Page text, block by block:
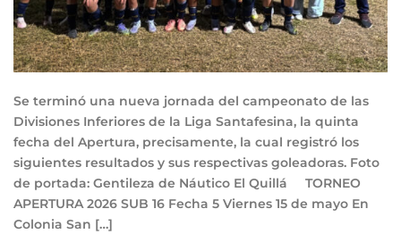
Se terminó una nueva jornada del campeonato de las
Divisiones Inferiores de la Liga Santafesina, la quinta
fecha del Apertura, precisamente, la cual registró los
siguientes resultados y sus respectivas goleadoras. Foto
de portada: Gentileza de Náutico El Quillá TORNEO
APERTURA 2026 SUB 16 Fecha 5 Viernes 15 de mayo En
Colonia San […]